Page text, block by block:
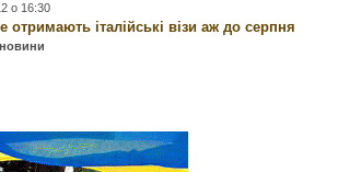
о 16:30
отримають італійські візи аж до серпня